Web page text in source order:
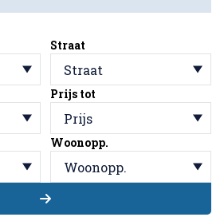
Straat
Straat
Prijs tot
Prijs
Woonopp.
Woonopp.